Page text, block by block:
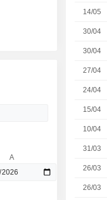
14/05
30/04
30/04
27/04
24/04
15/04
10/04
31/03
26/03
26/03
A